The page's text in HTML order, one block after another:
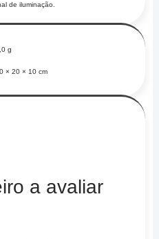
de iluminação.
g
× 20 × 10 cm
a avaliar